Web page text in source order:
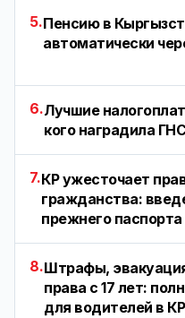
5.Пенсию в
автоматически
6.Лучшие
кого наградила
7.КР ужесточает
гражданства:
прежнего паспорта
8.Штрафы,
права с 17 лет:
для водителей в КР